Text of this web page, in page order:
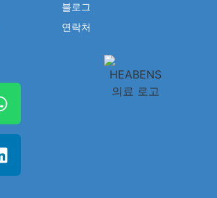
블로그
연락처